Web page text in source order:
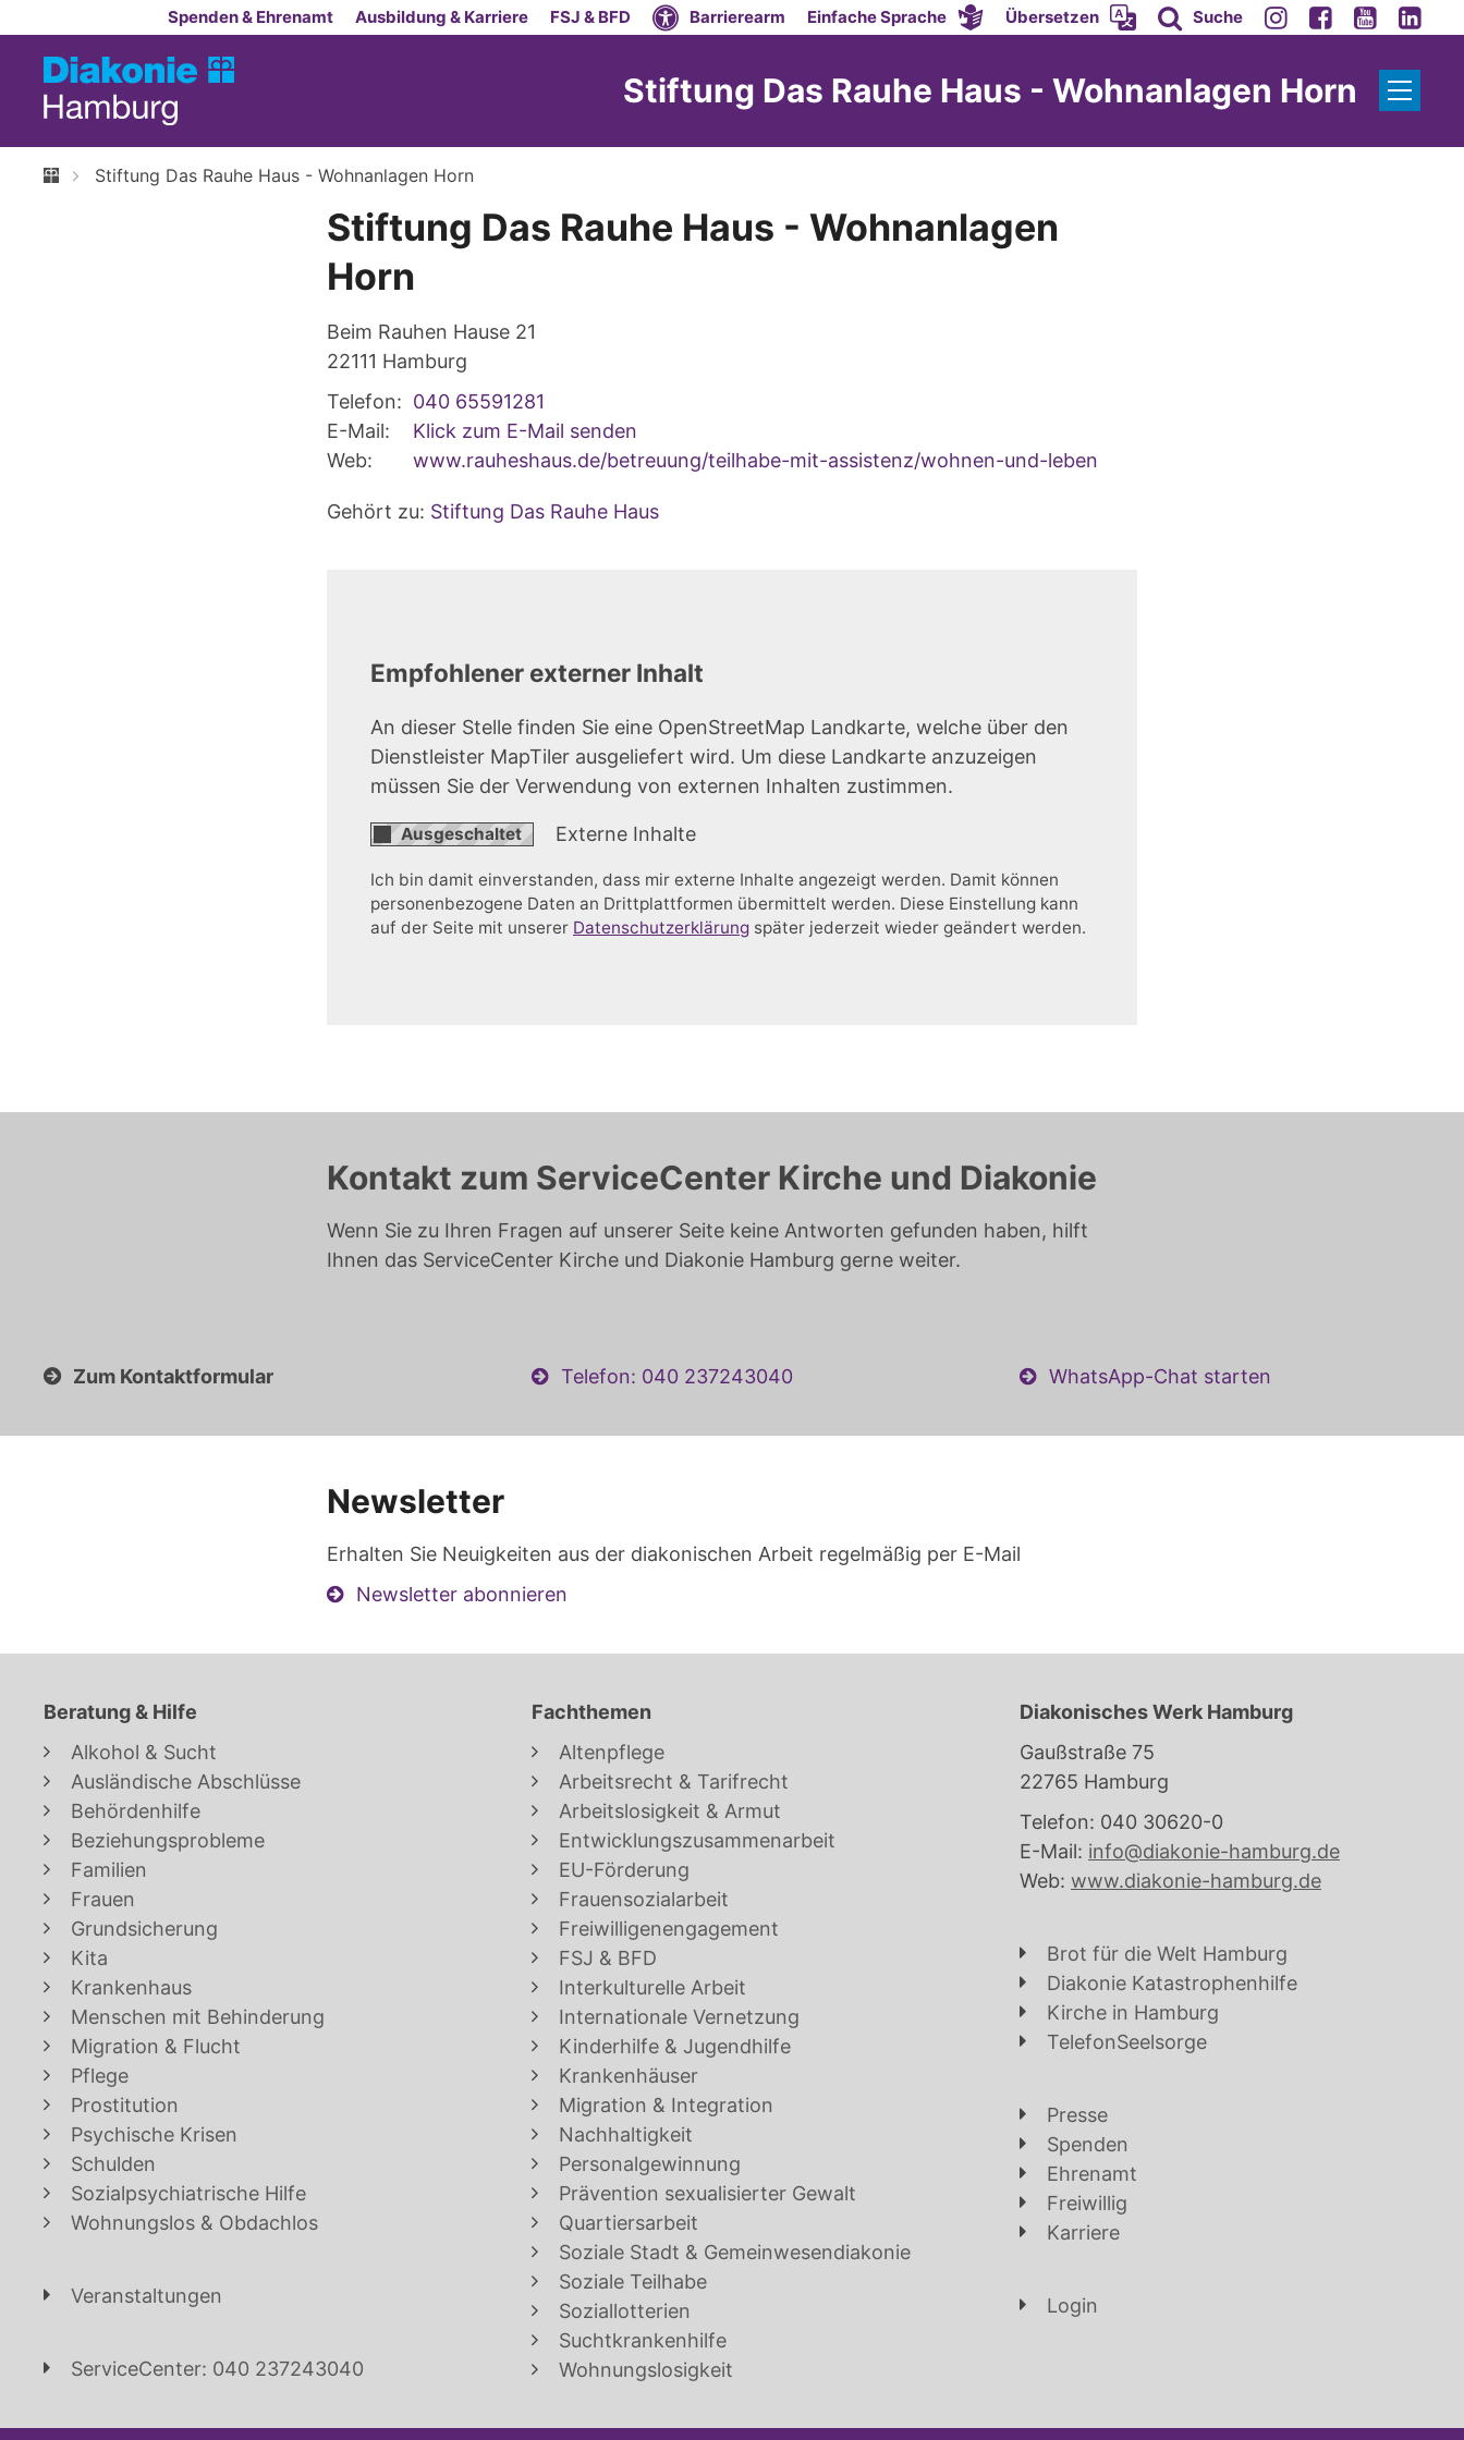
Zum Inhalt springenSpenden & Ehrenamt Ausbildung & Karriere FSJ & BFD Barrierearm Einfache Sprache Übersetzen Suche
Stiftung Das Rauhe Haus - Wohnanlagen Horn
Stiftung Das Rauhe Haus - Wohnanlagen Horn
Stiftung Das Rauhe Haus - Wohnanlagen
Horn
Beim Rauhen Hause 21
22111 Hamburg
Telefon: 040 65591281
E-Mail:
Klick zum E-Mail senden
Web:
www.rauheshaus.de/betreuung/teilhabe-mit-assistenz/wohnen-und-leben
Gehört zu: Stiftung Das Rauhe Haus
Empfohlener externer Inhalt
An dieser Stelle finden Sie eine OpenStreetMap Landkarte, welche über den
Dienstleister MapTiler ausgeliefert wird. Um diese Landkarte anzuzeigen
müssen Sie der Verwendung von externen Inhalten zustimmen.
Externe Inhalte
Ich bin damit einverstanden, dass mir externe Inhalte angezeigt werden. Damit können
personenbezogene Daten an Drittplattformen übermittelt werden. Diese Einstellung kann
auf der Seite mit unserer Datenschutzerklärung später jederzeit wieder geändert werden.
Kontakt zum ServiceCenter Kirche und Diakonie
Wenn Sie zu Ihren Fragen auf unserer Seite keine Antworten gefunden haben, hilft
Ihnen das ServiceCenter Kirche und Diakonie Hamburg gerne weiter.
Zum Kontaktformular Telefon: 040 237243040 WhatsApp-Chat starten
Newsletter
Erhalten Sie Neuigkeiten aus der diakonischen Arbeit regelmäßig per E-Mail
Newsletter abonnieren
Beratung & Hilfe
Alkohol & Sucht
Ausländische Abschlüsse
Behördenhilfe
Beziehungsprobleme
Familien
Frauen
Grundsicherung
Kita
Krankenhaus
Menschen mit Behinderung
Migration & Flucht
Pflege
Prostitution
Psychische Krisen
Schulden
Sozialpsychiatrische Hilfe
Wohnungslos & Obdachlos
Veranstaltungen
ServiceCenter: 040 237243040
Fachthemen
Altenpflege
Arbeitsrecht & Tarifrecht
Arbeitslosigkeit & Armut
Entwicklungszusammenarbeit
EU-Förderung
Frauensozialarbeit
Freiwilligenengagement
FSJ & BFD
Interkulturelle Arbeit
Internationale Vernetzung
Kinderhilfe & Jugendhilfe
Krankenhäuser
Migration & Integration
Nachhaltigkeit
Personalgewinnung
Prävention sexualisierter Gewalt
Quartiersarbeit
Soziale Stadt & Gemeinwesendiakonie
Soziale Teilhabe
Soziallotterien
Suchtkrankenhilfe
Wohnungslosigkeit
Diakonisches Werk Hamburg
Gaußstraße 75
22765 Hamburg
Telefon: 040 30620-0
E-Mail: info@diakonie-hamburg.de
Web: www.diakonie-hamburg.de
Brot für die Welt Hamburg
Diakonie Katastrophenhilfe
Kirche in Hamburg
TelefonSeelsorge
Presse
Spenden
Ehrenamt
Freiwillig
Karriere
Login